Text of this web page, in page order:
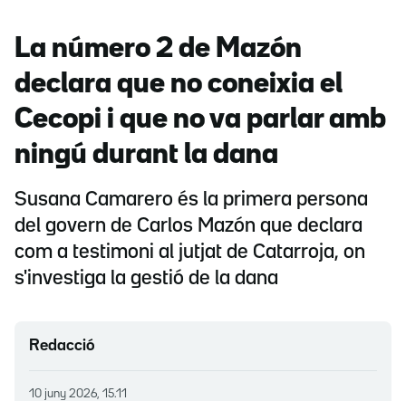
La número 2 de Mazón
declara que no coneixia el
Cecopi i que no va parlar amb
ningú durant la dana
Susana Camarero és la primera persona
del govern de Carlos Mazón que declara
com a testimoni al jutjat de Catarroja, on
s'investiga la gestió de la dana
Redacció
10 juny 2026, 15.11